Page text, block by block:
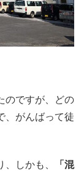
のですが、どの
、がんばって徒
、しかも、
「混